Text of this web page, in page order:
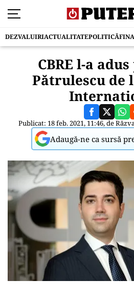
DEZVALUIRIACTUALITATEPOLITICĂ
CBRE l-a
Pătrulescu de
Publicat: 18 feb. 2021, 11:46, de
Adaugă-ne ca sursă